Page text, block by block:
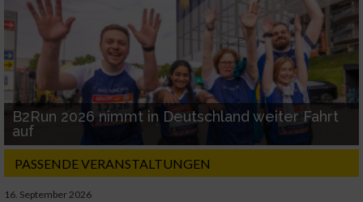
B2Run 2026 nimmt in Deutschland weiter Fahrt
auf
PASSENDE VERANSTALTUNGEN
16. September 2026